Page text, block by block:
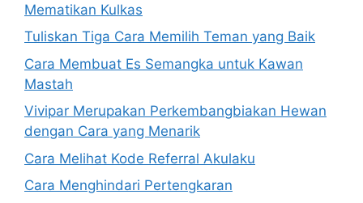
Mematikan Kulkas
Tuliskan Tiga Cara Memilih Teman yang Baik
Cara Membuat Es Semangka untuk Kawan
Mastah
Vivipar Merupakan Perkembangbiakan Hewan
dengan Cara yang Menarik
Cara Melihat Kode Referral Akulaku
Cara Menghindari Pertengkaran